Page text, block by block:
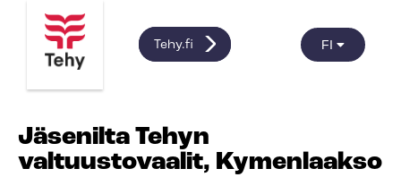
Tehy.fi FI
Jäsenilta Tehyn
valtuustovaalit, Kymenlaakso